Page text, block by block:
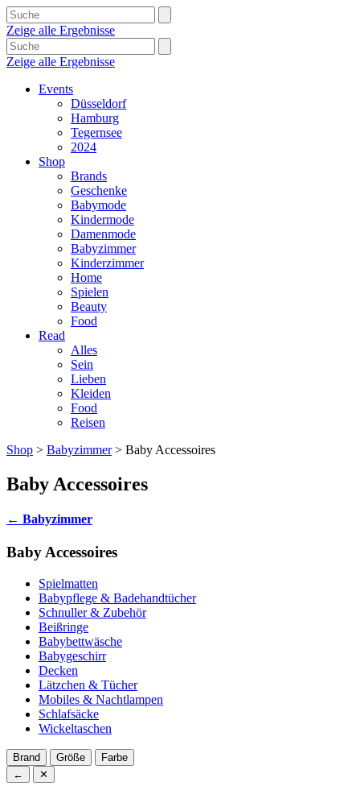
Zeige alle Ergebnisse
Zeige alle Ergebnisse
Events
Düsseldorf
Hamburg
Tegernsee
2024
Shop
Brands
Geschenke
Babymode
Kindermode
Damenmode
Babyzimmer
Kinderzimmer
Home
Spielen
Beauty
Food
Read
Alles
Sein
Lieben
Kleiden
Food
Reisen
Shop > Babyzimmer> Baby Accessoires
Baby Accessoires
← Babyzimmer
Baby Accessoires
Spielmatten
Babypflege & Badehandtücher
Schnuller & Zubehör
Beißringe
Babybettwäsche
Babygeschirr
Decken
Lätzchen & Tücher
Mobiles & Nachtlampen
Schlafsäcke
Wickeltaschen
Brand Größe
Farbe
←
✕